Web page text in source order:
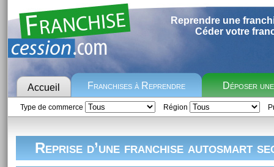
Reprendre une
Céder votre
Accueil Franchises à Reprendre Déposer
Type de commerce Région
Reprise d’une franchise autosmart